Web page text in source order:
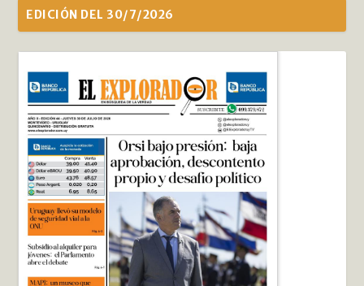
EDICIÓN DEL 30/7/2026